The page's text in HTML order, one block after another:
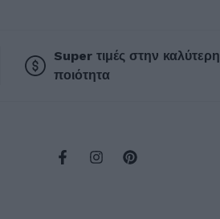
Super τιμές στην καλύτερη
ποιότητα